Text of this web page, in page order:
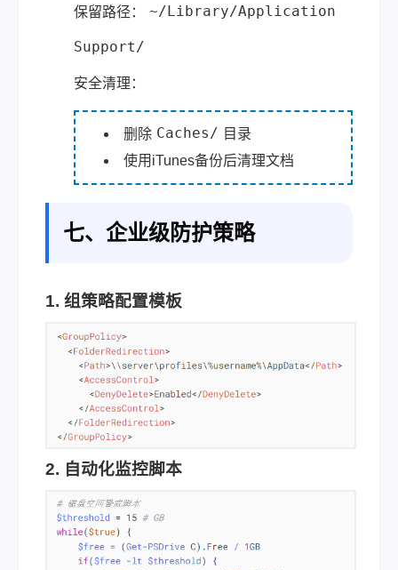
保留路径： ~/Library/Application
Support/
安全清理：
删除 Caches/ 目录
使用iTunes备份后清理文档
七、企业级防护策略
1. 组策略配置模板
2. 自动化监控脚本